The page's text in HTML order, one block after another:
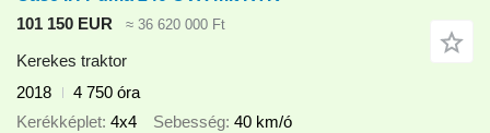
101 150 EUR
≈ 36 620 000 Ft
Kerekes traktor
2018
4 750 óra
Kerékképlet 4x4 Sebesség 40 km/ó